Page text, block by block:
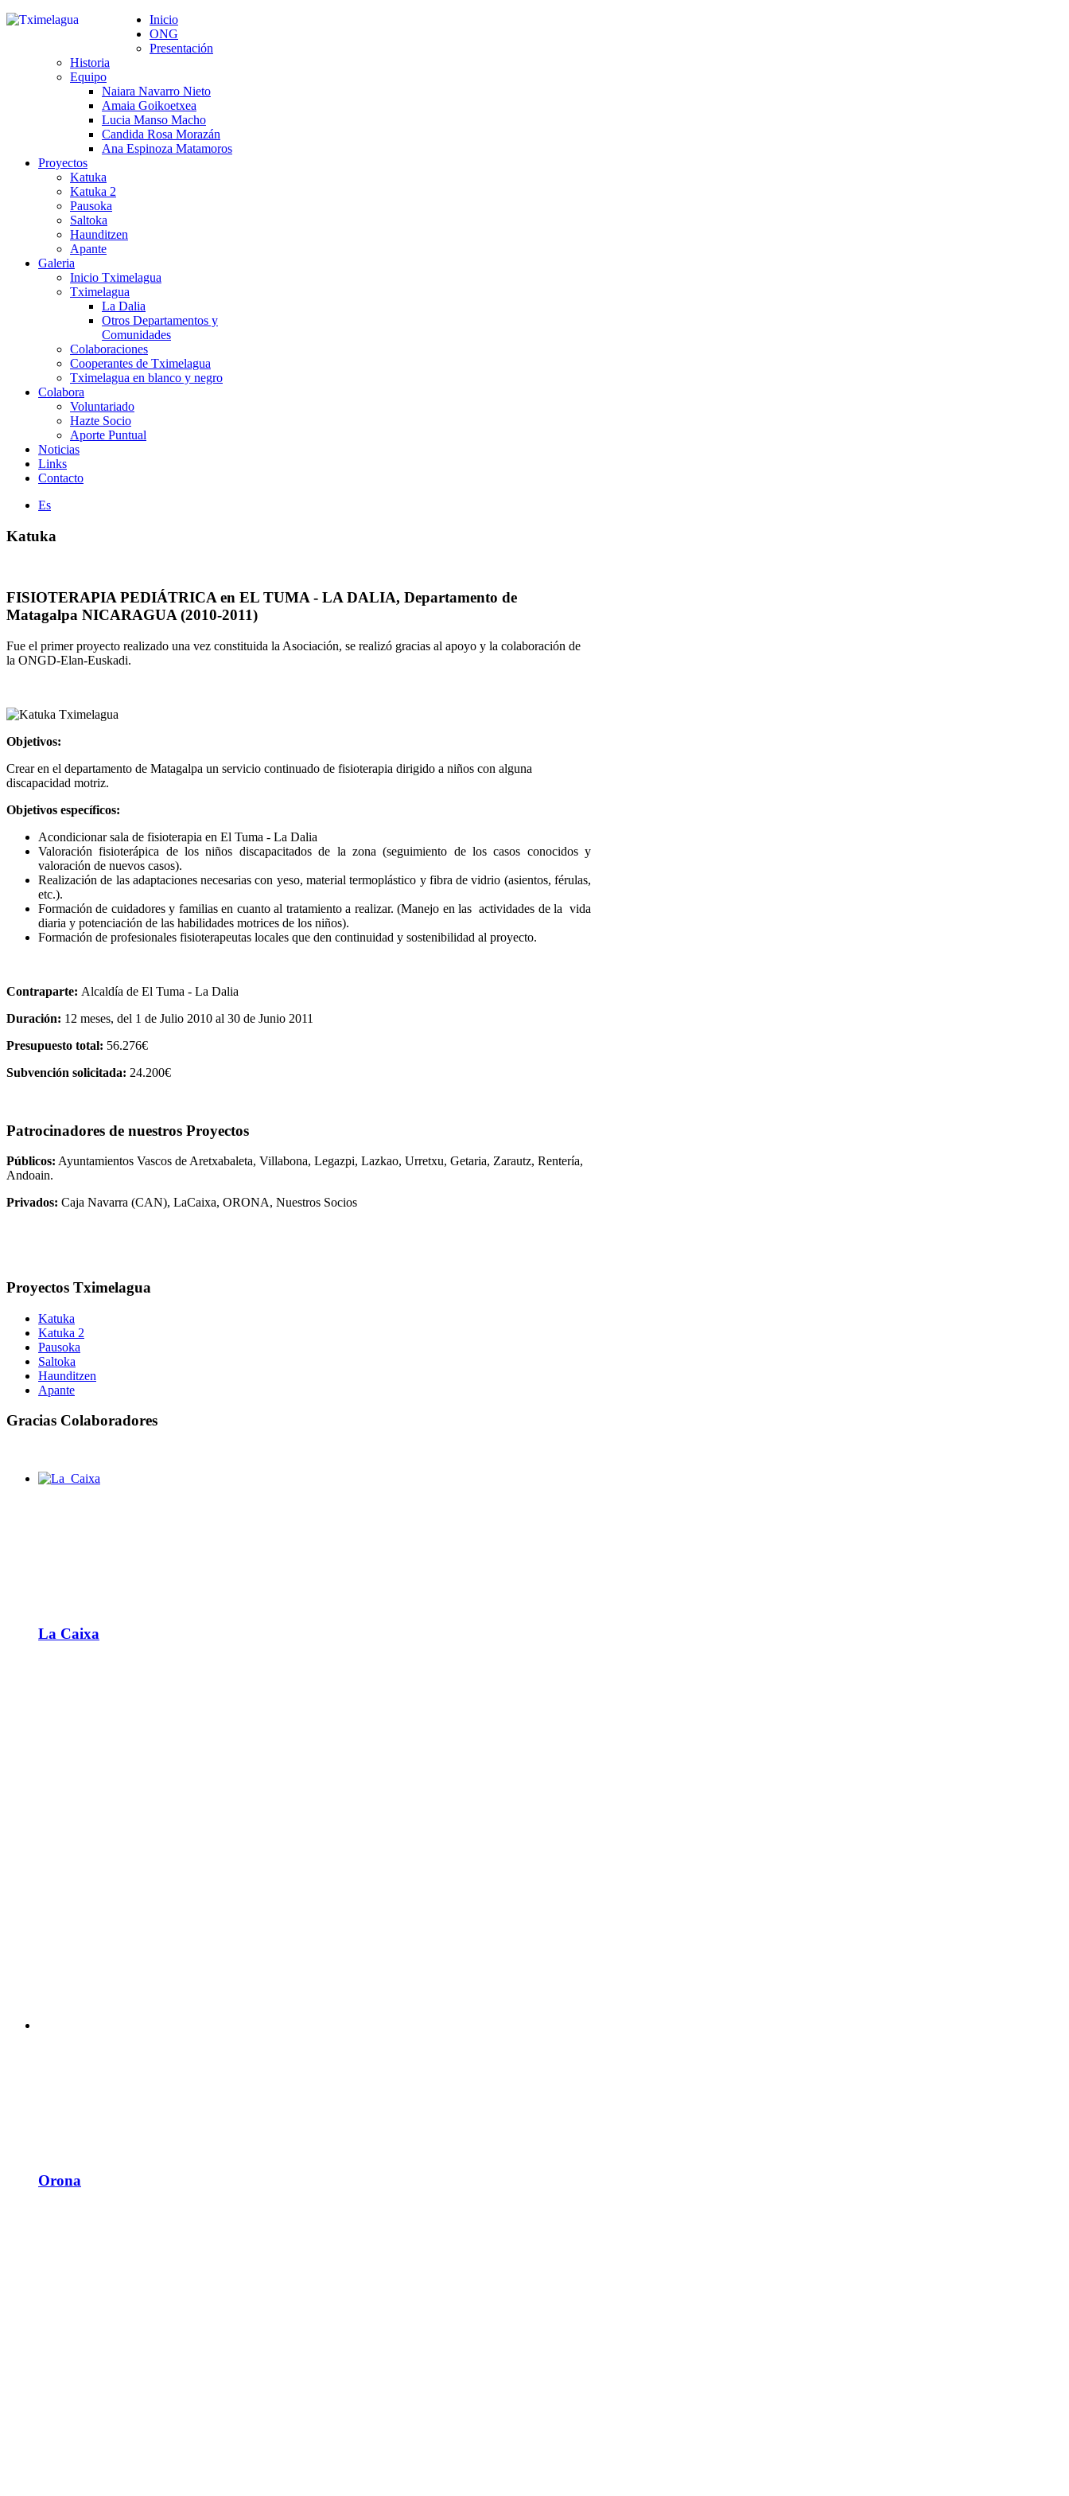
Inicio
ONG
Presentación
Historia
Equipo
Naiara Navarro Nieto
Amaia Goikoetxea
Lucia Manso Macho
Candida Rosa Morazán
Ana Espinoza Matamoros
Proyectos
Katuka
Katuka 2
Pausoka
Saltoka
Haunditzen
Apante
Galeria
Inicio Tximelagua
Tximelagua
La Dalia
Otros Departamentos y
Comunidades
Colaboraciones
Cooperantes de Tximelagua
Tximelagua en blanco y negro
Colabora
Voluntariado
Hazte Socio
Aporte Puntual
Noticias
Links
Contacto
Es
Katuka
FISIOTERAPIA PEDIÁTRICA en EL TUMA - LA DALIA, Departamento de
Matagalpa NICARAGUA (2010-2011)
Fue el primer proyecto realizado una vez constituida la Asociación, se realizó gracias al apoyo y la colaboración de
la ONGD-Elan-Euskadi.
Objetivos:
Crear en el departamento de Matagalpa un servicio continuado de fisioterapia dirigido a niños con alguna
discapacidad motriz.
Objetivos específicos:
Acondicionar sala de fisioterapia en El Tuma - La Dalia
Valoración fisioterápica de los niños discapacitados de la zona (seguimiento de los casos conocidos y
valoración de nuevos casos).
Realización de las adaptaciones necesarias con yeso, material termoplástico y fibra de vidrio (asientos, férulas,
etc.).
Formación de cuidadores y familias en cuanto al tratamiento a realizar. (Manejo en las actividades de la vida
diaria y potenciación de las habilidades motrices de los niños).
Formación de profesionales fisioterapeutas locales que den continuidad y sostenibilidad al proyecto.
Contraparte: Alcaldía de El Tuma - La Dalia
Duración: 12 meses, del 1 de Julio 2010 al 30 de Junio 2011
Presupuesto total: 56.276€
Subvención solicitada: 24.200€
Patrocinadores de nuestros Proyectos
Públicos: Ayuntamientos Vascos de Aretxabaleta, Villabona, Legazpi, Lazkao, Urretxu, Getaria, Zarautz, Rentería,
Andoain.
Privados: Caja Navarra (CAN), LaCaixa, ORONA, Nuestros Socios
Proyectos Tximelagua
Katuka
Katuka 2
Pausoka
Saltoka
Haunditzen
Apante
Gracias Colaboradores
La Caixa
Orona